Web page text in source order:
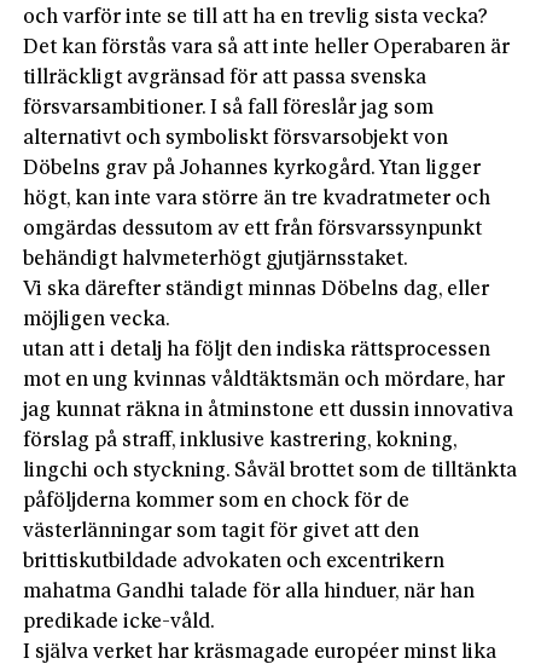
och varför inte se till att ha en trevlig sista vecka?
Det kan förstås vara så att inte heller Operabaren är
tillräckligt avgränsad för att passa svenska
försvarsambitioner. I så fall föreslår jag som
alternativt och symboliskt försvarsobjekt von
Döbelns grav på Johannes kyrkogård. Ytan ligger
högt, kan inte vara större än tre kvadratmeter och
omgärdas dessutom av ett från försvarssynpunkt
behändigt halvmeterhögt gjutjärnsstaket.
Vi ska därefter ständigt minnas Döbelns dag, eller
möjligen vecka.
utan att i detalj ha följt den indiska rättsprocessen
mot en ung kvinnas våldtäktsmän och mördare, har
jag kunnat räkna in åtminstone ett dussin innovativa
förslag på straff, inklusive kastrering, kokning,
lingchi och styckning. Såväl brottet som de tilltänkta
påföljderna kommer som en chock för de
västerlänningar som tagit för givet att den
brittiskutbildade advokaten och excentrikern
mahatma Gandhi talade för alla hinduer, när han
predikade icke-våld.
I själva verket har kräsmagade européer minst lika